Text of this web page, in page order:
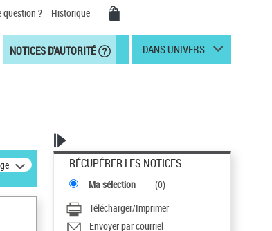
question ? Historique
NOTICES D'AUTORITÉ DANS UNIVERS
RÉCUPÉRER LES NOTICES
Ma sélection (0)
Télécharger/Imprimer
Envoyer par courriel